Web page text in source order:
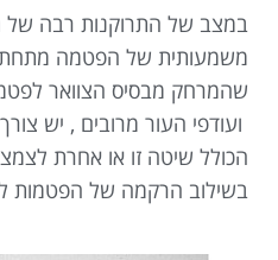
במצב של התרוקנות רבה של
משמעותית של הפטמה
ועודפי העור מרובים , יש
הכולל שיטה זו או אחרת
בשילוב הרקמה של הפטמות